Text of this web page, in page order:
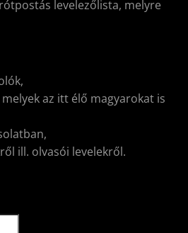
levelezőlista, melyre
az itt élő magyarokat is
ill. olvasói levelekről.